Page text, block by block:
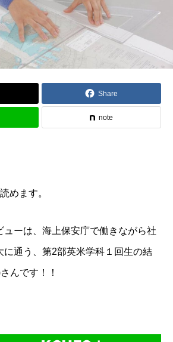
Share
note
めます。
ューは、海上保安庁で働きながら社
に通う、第2部英米学科１回生の結
んです！！